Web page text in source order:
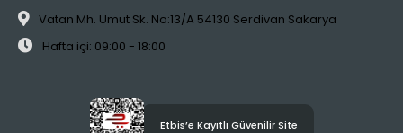
Vatan Mh. Umut Sk. No:13/A 54130 Serdivan Sakarya
Hafta içi: 09:00 - 18:00
Etbis’e Kayıtlı Güvenilir Site